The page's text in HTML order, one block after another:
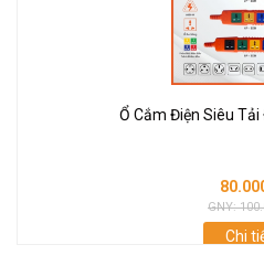
Ổ Cắm Điện Siêu Tải
GNY:
Chi